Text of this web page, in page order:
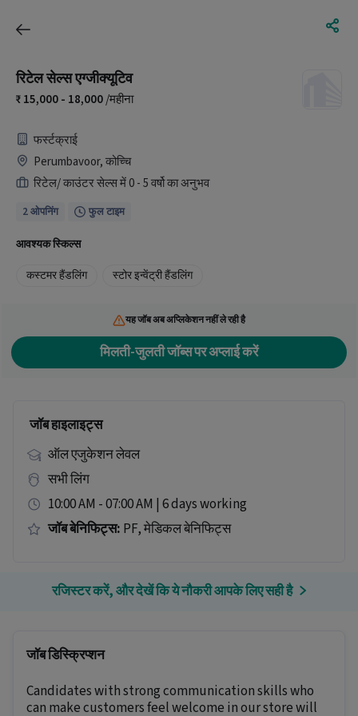
रिटेल सेल्स एग्जीक्यूटिव
15,000 - 18,000/महीना
फर्स्टक्राई
Perumbavoor, कोच्चि
रिटेल/ काउंटर सेल्स में 0 - 5 वर्षो का अनुभव
2 ओपनिंग फुल टाइम
आवश्यक स्किल्स
कस्टमर हैंडलिंग
स्टोर इन्वेंट्री हैंडलिंग
यह जॉब अब अप्लिकेशन नहीं ले रही है
मिलती-जुलती जॉब्स पर अप्लाई करें
जॉब हाइलाइट्स
ऑल एजुकेशन लेवल
सभी लिंग
10:00 AM - 07:00 AM | 6 days working
जॉब बेनिफिट्स: PF, मेडिकल बेनिफिट्स
रजिस्टर करें, और देखें कि ये नौकरी आपके लिए सही है
जॉब डिस्क्रिप्शन
Candidates with strong communication skills who
can make customers feel welcome in our store will